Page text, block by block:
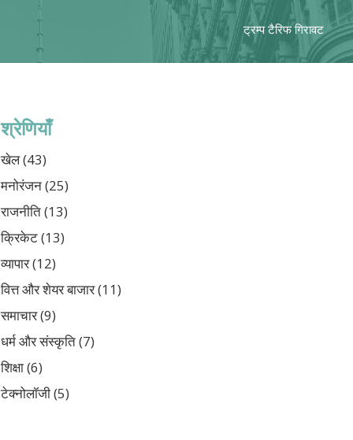
ट्रम्प टैरिफ गिरावट
श्रेणियाँ
खेल(43)
मनोरंजन(25)
राजनीति(13)
क्रिकेट(13)
व्यापार(12)
वित्त और शेयर बाजार(11)
समाचार(9)
धर्म और संस्कृति(7)
शिक्षा(6)
टेक्नोलॉजी(5)